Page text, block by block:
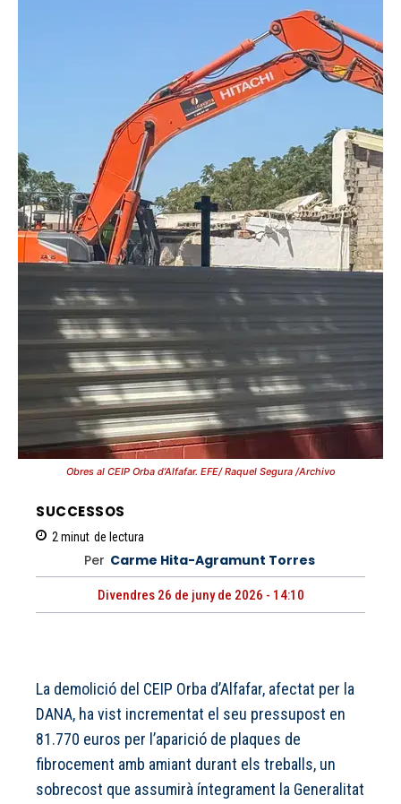
Obres al CEIP Orba d’Alfafar. EFE/ Raquel Segura /Archivo
SUCCESSOS
2 minut de lectura
Per Carme Hita-Agramunt Torres
Divendres 26 de juny de 2026 - 14:10
La demolició del CEIP Orba d’Alfafar, afectat per la
DANA, ha vist incrementat el seu pressupost en
81.770 euros per l’aparició de plaques de
fibrocement amb amiant durant els treballs, un
sobrecost que assumirà íntegrament la Generalitat